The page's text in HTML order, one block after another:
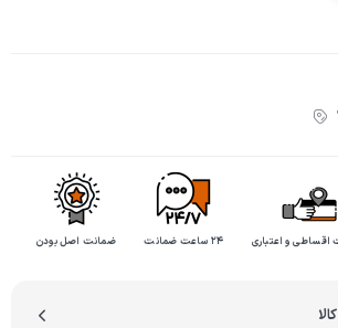
اقساطی و اعتباری ۲۴ ساعت ضمانت ضمانت اصل بودن